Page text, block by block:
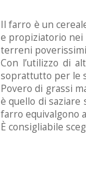
Il farro è un
e propiziatorio nei
terreni
Con l’utilizzo di
soprattutto per le
Povero di grassi
è quello di saziare
farro equivalgono
È consigliabile